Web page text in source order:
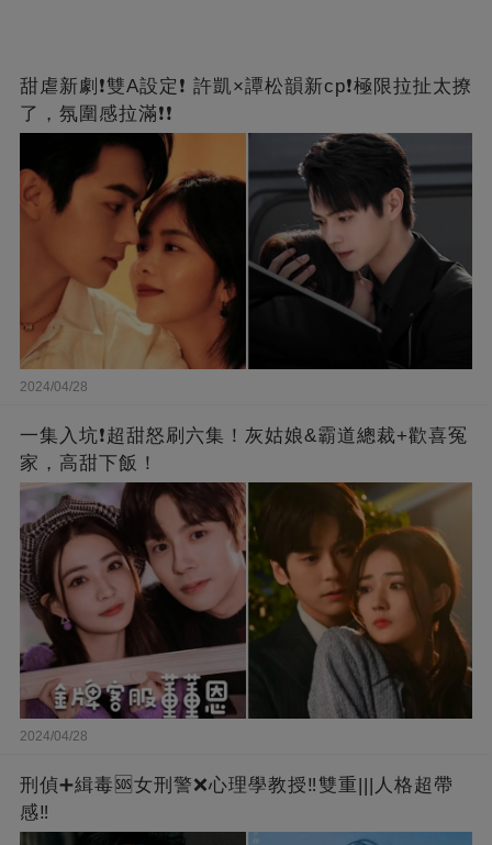
甜虐新劇❗雙A設定❗ 許凱×譚松韻新cp❗️極限拉扯太撩
了，氛圍感拉滿❗❗
2024/04/28
一集入坑❗超甜怒刷六集！灰姑娘&霸道總裁+歡喜冤
家，高甜下飯！
2024/04/28
刑偵➕緝毒🆘女刑警❌心理學教授‼️雙重|||人格超帶
感‼️